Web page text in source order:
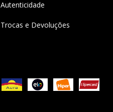
Autenticidade
Trocas e Devoluções